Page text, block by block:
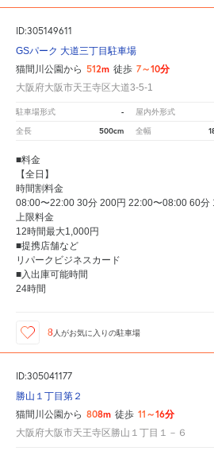
ID:305149611
GSパーク 大道三丁目駐車場
猫間川公園から 512m 徒歩 7～10分
大阪府大阪市天王寺区大道3-5-1
駐車場形式 - 屋内外形式
全長 500cm 全幅
■料金
【全日】
時間割料金
08:00〜22:00 30分 200円 22:00〜08:00 60分
上限料金
12時間最大1,000円
■提携店舗など
リパークビジネスカード
■入出庫可能時間
24時間
8人がお気に入りの駐車場
ID:305041177
勝山１丁目第２
猫間川公園から 808m 徒歩 11～16分
大阪府大阪市天王寺区勝山１丁目１－６